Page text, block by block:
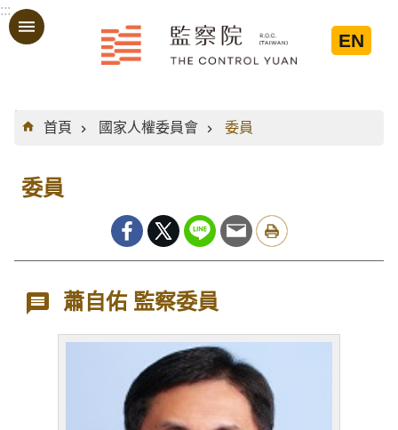
跳到主要內容區塊
:::
EN
:::
首頁
國家人權委員會 委員
委員
蕭自佑 監察委員